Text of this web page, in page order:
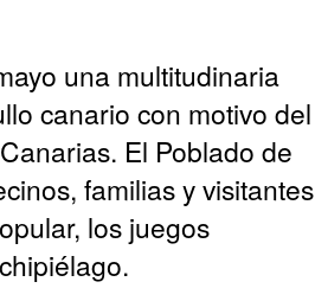
una multitudinaria
canario con motivo del
El Poblado de
familias y visitantes
los juegos